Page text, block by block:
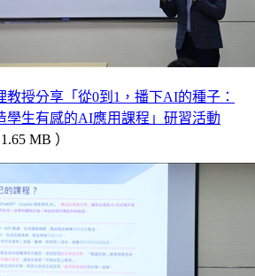
授分享「從0到1，播下AI的種子：
學生有感的AI應用課程」研習活動
MB ）